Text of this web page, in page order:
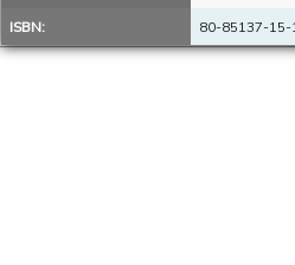
ISBN: 80-85137-15-